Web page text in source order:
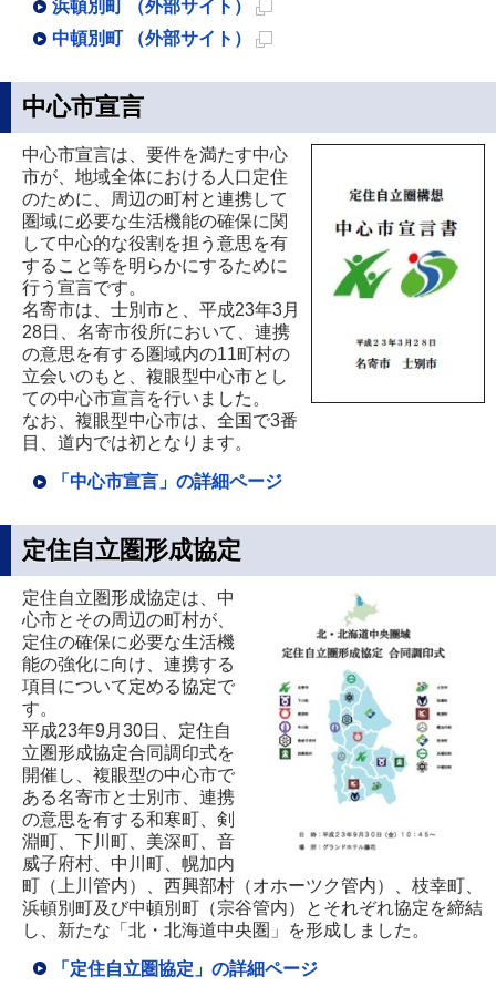
き
開
す
ジ
ま
す
ー
き
ま
す
ペ
開
き
ま
す
規
で
開
き
ま
す
浜頓別町 （外部サイト）
新
ジ
で
開
き
す
中頓別町 （外部サイト）
ー
ジ
で
開
ま
す
中心市宣言
中心市宣言は、要件を満たす中心
市が、地域全体における人口定住
のために、周辺の町村と連携して
圏域に必要な生活機能の確保に関
して中心的な役割を担う意思を有
すること等を明らかにするために
行う宣言です。
名寄市は、士別市と、平成23年3月
28日、名寄市役所において、連携
の意思を有する圏域内の11町村の
立会いのもと、複眼型中心市とし
ての中心市宣言を行いました。
なお、複眼型中心市は、全国で3番
目、道内では初となります。
「中心市宣言」の詳細ページ
定住自立圏形成協定
定住自立圏形成協定は、中
心市とその周辺の町村が、
定住の確保に必要な生活機
能の強化に向け、連携する
項目について定める協定で
す。
平成23年9月30日、定住自
立圏形成協定合同調印式を
開催し、複眼型の中心市で
ある名寄市と士別市、連携
の意思を有する和寒町、剣
淵町、下川町、美深町、音
威子府村、中川町、幌加内
町（上川管内）、西興部村（オホーツク管内）、枝幸町、
浜頓別町及び中頓別町（宗谷管内）とそれぞれ協定を締結
し、新たな「北・北海道中央圏」を形成しました。
「定住自立圏協定」の詳細ページ